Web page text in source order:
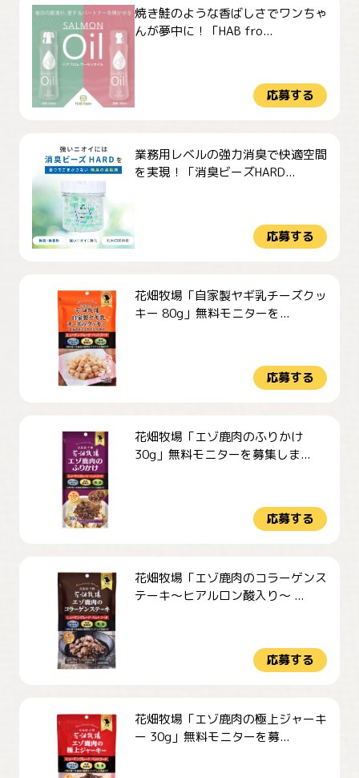
焼き鮭のような香ばしさでワンちゃ
んが夢中に！「HAB fro...
応募する
業務用レベルの強力消臭で快適空間
を実現！「消臭ビーズHARD...
応募する
花畑牧場「自家製ヤギ乳チーズクッ
キー 80g」無料モニターを...
応募する
花畑牧場「エゾ鹿肉のふりかけ
30g」無料モニターを募集しま...
応募する
花畑牧場「エゾ鹿肉のコラーゲンス
テーキ～ヒアルロン酸入り～ ...
応募する
花畑牧場「エゾ鹿肉の極上ジャーキ
ー 30g」無料モニターを募...